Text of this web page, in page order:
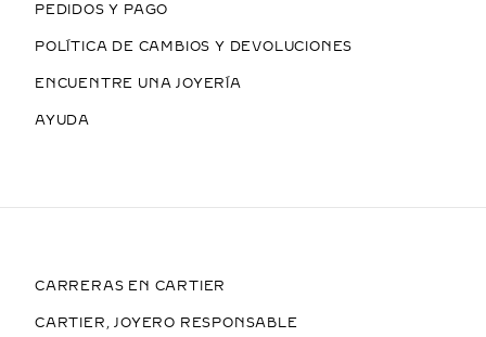
PEDIDOS Y PAGO
POLÍTICA DE CAMBIOS Y DEVOLUCIONES
ENCUENTRE UNA JOYERÍA
AYUDA
CARRERAS EN CARTIER
CARTIER, JOYERO RESPONSABLE